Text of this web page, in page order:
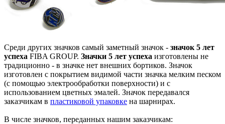
Среди других значков самый заметный значок - значок 5 лет
успеха FIBA GROUP. Значки 5 лет успеха изготовлены не
традиционно - в значке нет внешних бортиков. Значок
изготовлен с покрытием видимой части значка мелким песком
(с помощью электрообработки поверхности) и с
использованием цветных эмалей. Значок передавался
заказчикам в пластиковой упаковке на шарнирах.
В числе значков, переданных нашим заказчикам: